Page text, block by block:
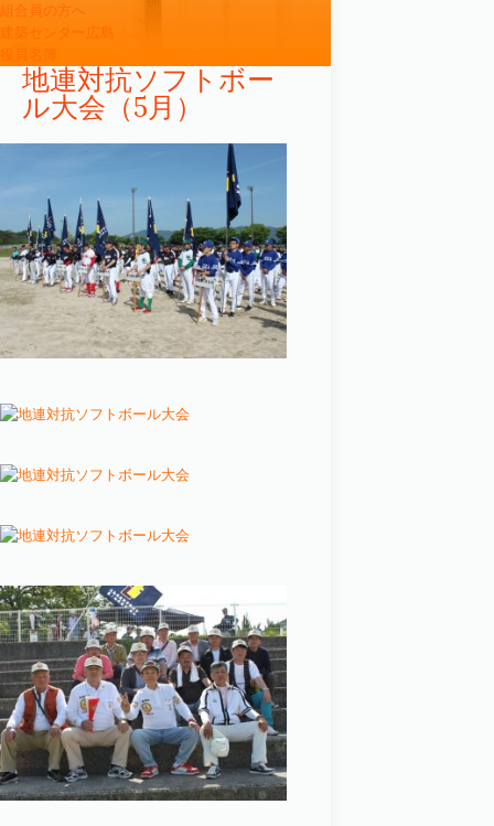
組合員の方へ
建築センター広島
役員名簿
地連対抗ソフトボー
ル大会（5月）